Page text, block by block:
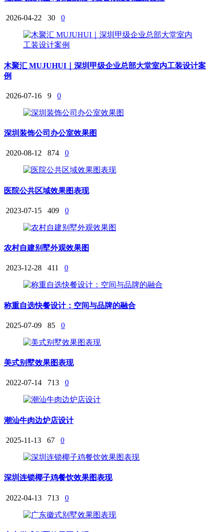
2026-04-22 30 0
木聚汇 MUJUHUI｜深圳甲级企业总部大堂室内工装设计案
例
2026-07-16 9 0
深圳装饰公司办公室效果图
2020-08-12 874 0
医院公共区域效果图表现
2023-07-15 409 0
农村自建别墅外观效果图
2023-12-28 411 0
称重自选快餐设计：空间与品牌的融合
2025-07-09 85 0
美式别墅效果图表现
2022-07-14 713 0
潮汕牛肉边炉店设计
2025-11-13 67 0
深圳连锁椰子鸡餐饮效果图表现
2022-04-13 713 0